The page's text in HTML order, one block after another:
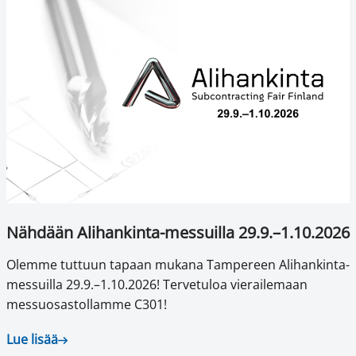
Nähdään Alihankinta-messuilla 29.9.–1.10.2026
Olemme tuttuun tapaan mukana Tampereen Alihankinta-
messuilla 29.9.–1.10.2026! Tervetuloa vierailemaan
messuosastollamme C301!
Lue lisää